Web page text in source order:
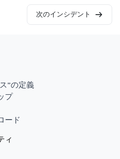
次のインシデント
”の定義
プ
ード
ィ